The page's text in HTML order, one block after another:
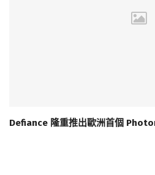
Defiance 隆重推出歐洲首個